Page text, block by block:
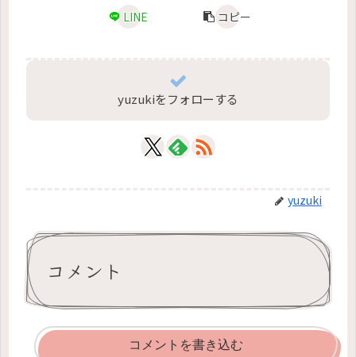
LINE
コピー
yuzukiをフォローする
yuzuki
コメント
コメントを書き込む